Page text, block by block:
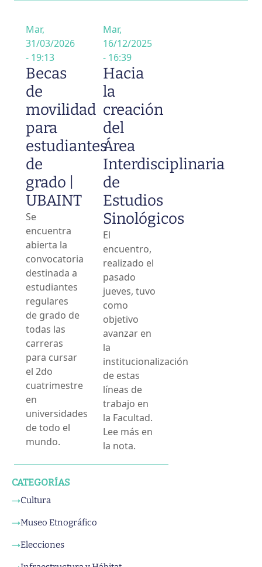
Mar,
31/03/2026
- 19:13
Becas
de
movilidad
para
estudiantes
de
grado |
UBAINT
Se
encuentra
abierta la
convocatoria
destinada a
estudiantes
regulares
de grado de
todas las
carreras
para cursar
el 2do
cuatrimestre
en
universidades
de todo el
mundo.
Mar,
16/12/2025
- 16:39
Hacia
la
creación
del
Área
Interdisciplinaria
de
Estudios
Sinológicos
El
encuentro,
realizado el
pasado
jueves, tuvo
como
objetivo
avanzar en
la
institucionalización
de estas
líneas de
trabajo en
la Facultad.
Lee más en
la nota.
CATEGORÍAS
→Cultura
→Museo Etnográfico
→Elecciones